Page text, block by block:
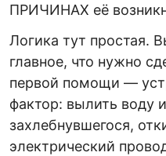
ПРИЧИНАХ её
Логика тут простая.
главное, что нужно
первой помощи —
фактор: вылить воду
захлебнувшегося,
электрический